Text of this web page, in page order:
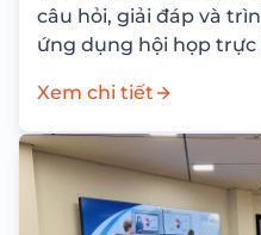
câu hỏi, giải đáp và
ứng dụng hội họp
Xem chi tiết